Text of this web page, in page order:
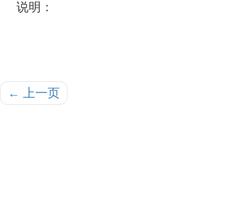
说明：
← 上一页